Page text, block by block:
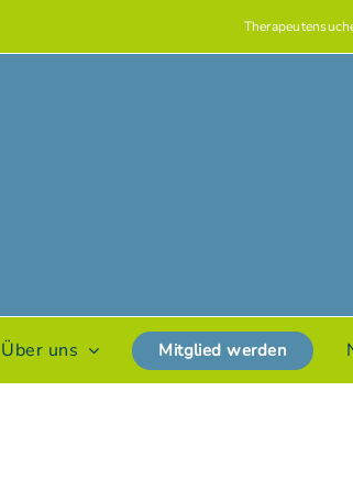
Über uns Mitglied werden